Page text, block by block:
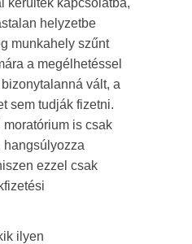
kerültek kapcsolatba,
helyzetbe
munkahely szűnt
a megélhetéssel
vált, a
sem tudják fizetni.
is csak
hangsúlyozza
ezzel csak
ilyen